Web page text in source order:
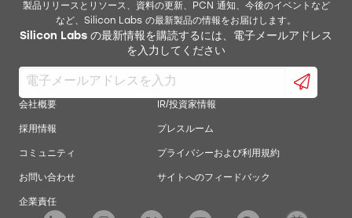
製品リリースとリソース、資料の更新、PCN 通知、今後のイベントなど
など、Silicon Labs の最新製品の情報をお届けします。
Silicon Labs の最新情報を購読するには、電子メールアドレス
を入力してください
会社概要
採用情報
コミュニティ
お問い合わせ
企業責任
IR/投資家情報
プレスルーム
プライバシーおよび利用規約
サイトへのフィードバック